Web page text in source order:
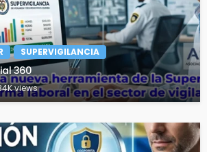
SUPERVIGILANCIA
360
views